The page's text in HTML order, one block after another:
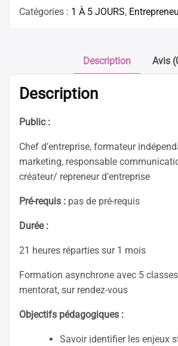
:
de
Catégories : 1 À 5 JOURS,
Description Avis
Description
Public :
Chef d’entreprise, formateur
marketing, responsable
créateur/ repreneur d’entreprise
Pré-requis : pas de pré-requis
Durée :
21 heures réparties sur 1 mois
Formation asynchrone avec 5
mentorat, sur rendez-vous
Objectifs pédagogiques :
Savoir identifier les enjeux